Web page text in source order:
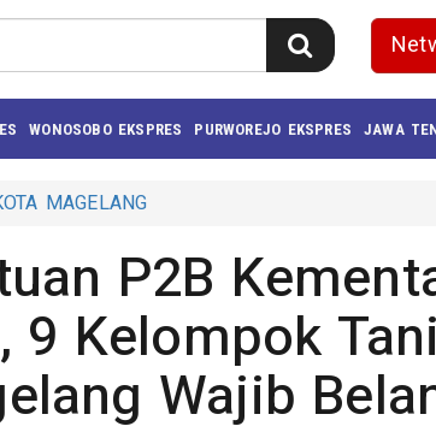
WONOSOBO EKSPRES PURWOREJO EKSPRES JAWA
MAGELANG
P2B
9 Kelompok
Wajib